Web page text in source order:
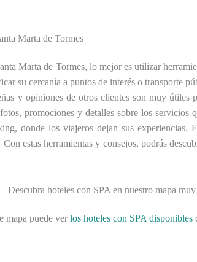
Marta de Tormes
Marta de Tormes, lo mejor es utilizar
su cercanía a puntos de interés o transporte
y opiniones de otros clientes son muy
promociones y detalles sobre los servicios
donde los viajeros dejan sus
estas herramientas y consejos, podrás
Descubra hoteles con SPA en nuestro mapa
mapa puede ver los hoteles con SPA disponibles